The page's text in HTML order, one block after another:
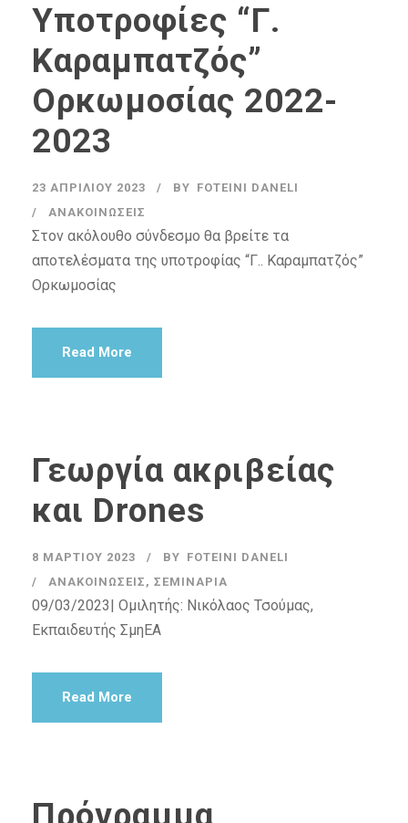
Υποτροφίες “Γ.
Καραμπατζός”
Ορκωμοσίας 2022-
2023
23 ΑΠΡΙΛΊΟΥ 2023 BY FOTEINI DANELI
ΑΝΑΚΟΙΝΏΣΕΙΣ
Στον ακόλουθο σύνδεσμο θα βρείτε τα
αποτελέσματα της υποτροφίας “Γ.. Καραμπατζός”
Ορκωμοσίας
Read More
Γεωργία ακριβείας
και Drones
8 ΜΑΡΤΊΟΥ 2023 BY FOTEINI DANELI
ΑΝΑΚΟΙΝΏΣΕΙΣ , ΣΕΜΙΝΆΡΙΑ
09/03/2023| Ομιλητής: Νικόλαος Τσούμας,
Εκπαιδευτής ΣμηΕΑ
Read More